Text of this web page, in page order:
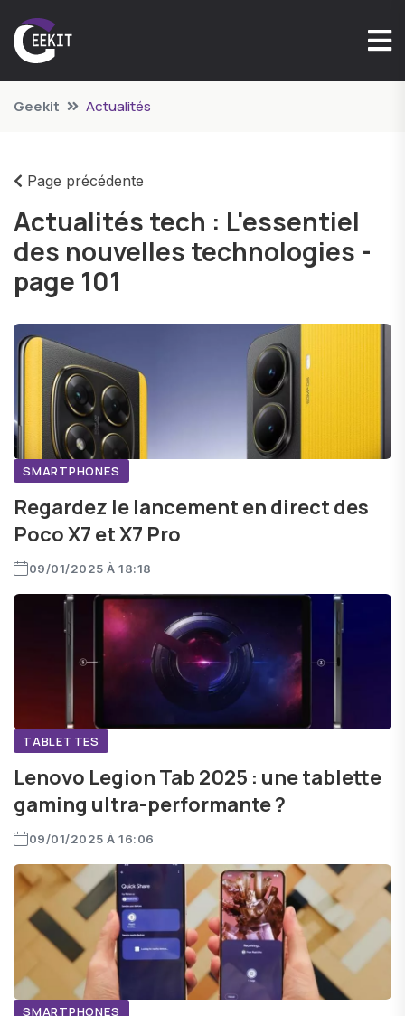
Geekit Actualités
Page précédente
Actualités tech : L'essentiel
des nouvelles technologies -
page 101
SMARTPHONES
Regardez le lancement en direct des
Poco X7 et X7 Pro
09/01/2025 À 18:18
TABLETTES
Lenovo Legion Tab 2025 : une tablette
gaming ultra-performante ?
09/01/2025 À 16:06
SMARTPHONES